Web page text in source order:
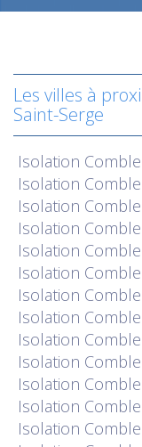
Les villes à
Saint-Serge
Isolation
Isolation
Isolation
Isolation
Isolation
Isolation
Isolation
Isolation
Isolation
Isolation
Isolation
Isolation
Isolation